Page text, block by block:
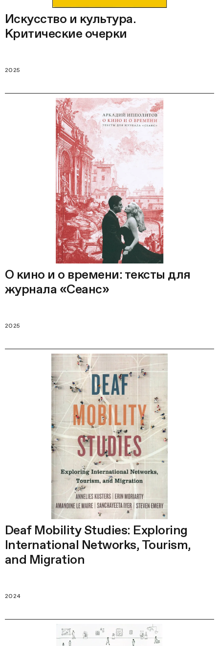
Искусство и культура.
Критические очерки
2025
О кино и о времени: тексты для
журнала «Сеанс»
2025
Deaf Mobility Studies: Exploring
International Networks, Tourism,
and Migration
2024